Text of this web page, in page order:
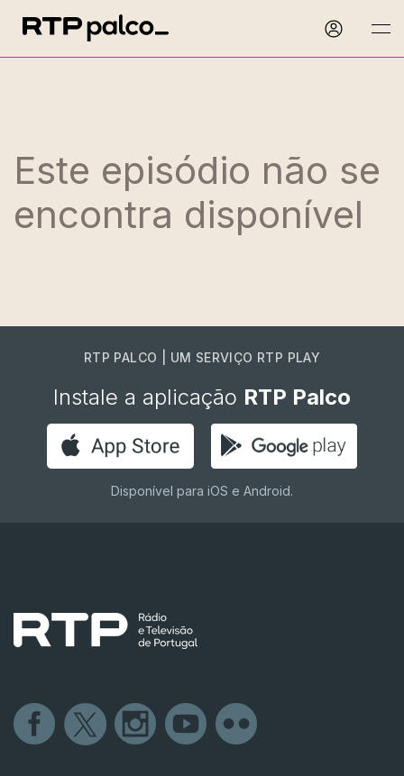
Este episódio não se
encontra disponível
RTP PALCO | UM SERVIÇO RTP PLAY
Instale a aplicação RTP Palco
Disponível para iOS e Android.